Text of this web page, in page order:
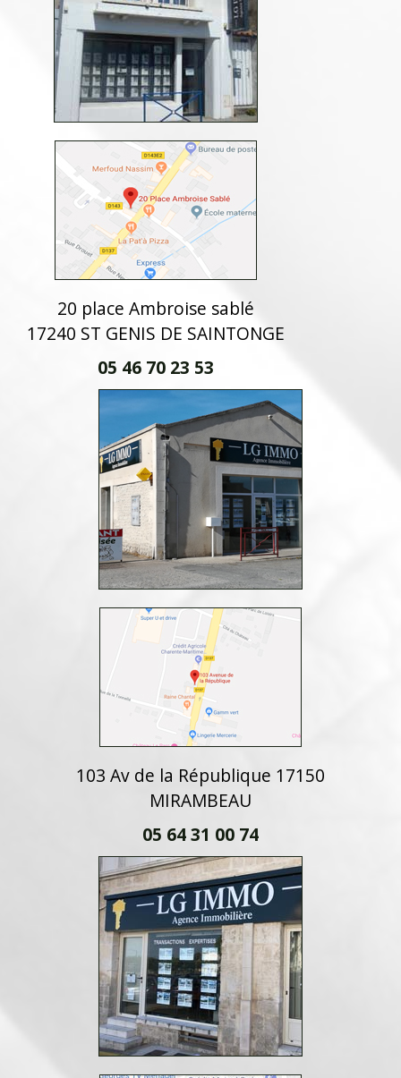
20 place Ambroise sablé
17240 ST GENIS DE SAINTONGE
05 46 70 23 53
103 Av de la République 17150
MIRAMBEAU
05 64 31 00 74